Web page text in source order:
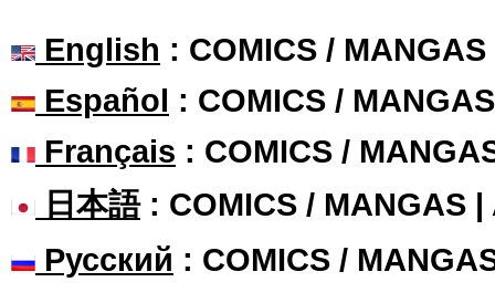
English : COMICS /
Español : COMICS /
Français : COMICS /
日本語: COMICS / MANGAS |
Русский : COMICS /